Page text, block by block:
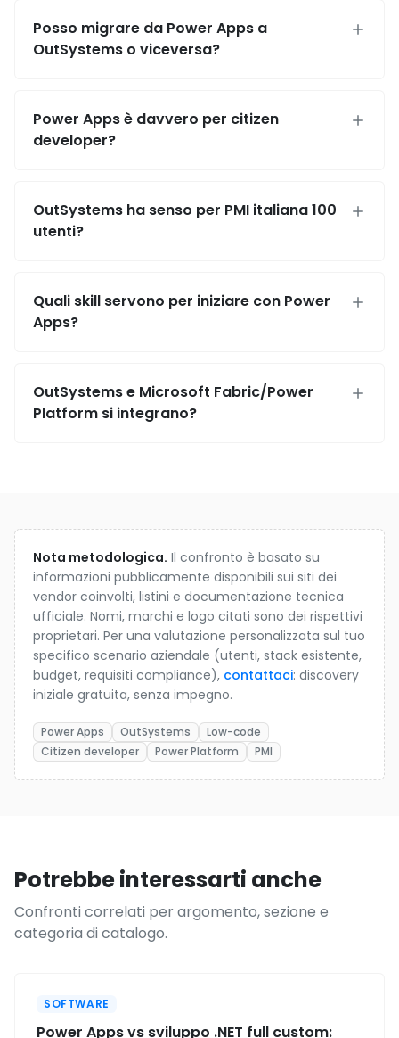
Posso migrare da Power Apps a
OutSystems o viceversa?
Power Apps è davvero per citizen
developer?
OutSystems ha senso per PMI italiana 100
utenti?
Quali skill servono per iniziare con Power
Apps?
OutSystems e Microsoft Fabric/Power
Platform si integrano?
Nota metodologica. Il confronto è basato su
informazioni pubblicamente disponibili sui siti dei
vendor coinvolti, listini e documentazione tecnica
ufficiale. Nomi, marchi e logo citati sono dei rispettivi
proprietari. Per una valutazione personalizzata sul tuo
specifico scenario aziendale (utenti, stack esistente,
budget, requisiti compliance), contattaci: discovery
iniziale gratuita, senza impegno.
Power Apps OutSystems
Low-code
Citizen developer
Power Platform PMI
Potrebbe interessarti anche
Confronti correlati per argomento, sezione e
categoria di catalogo.
SOFTWARE
Power Apps vs sviluppo .NET full custom: